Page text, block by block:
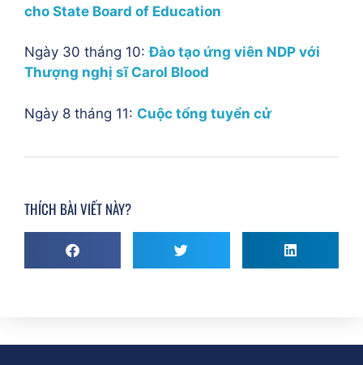
cho State Board of Education
Ngày 30 tháng 10:Đào tạo ứng viên NDP với
Thượng nghị sĩ Carol Blood
Ngày 8 tháng 11: Cuộc tổng tuyển cử
THÍCH BÀI VIẾT NÀY?